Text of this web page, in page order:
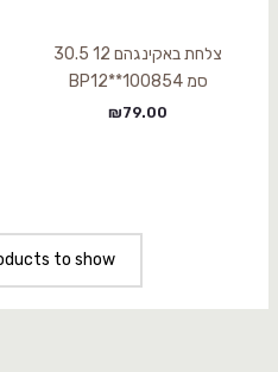
צלחת באקינגהם 12 30.5
סמ BP12**100854
₪79.00
to show.